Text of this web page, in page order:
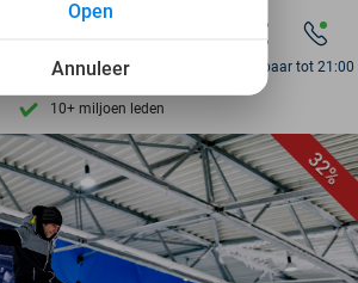
Ontdek 15.000+ deals
7 dagen per week beschikbaar
10+ miljoen leden
9,4 op basis van206.226 reviews
Ontdek 15.000+ deals
7 dagen per week beschikbaar
Bereikbaar tot 21:00
32%
Annuleer
Open